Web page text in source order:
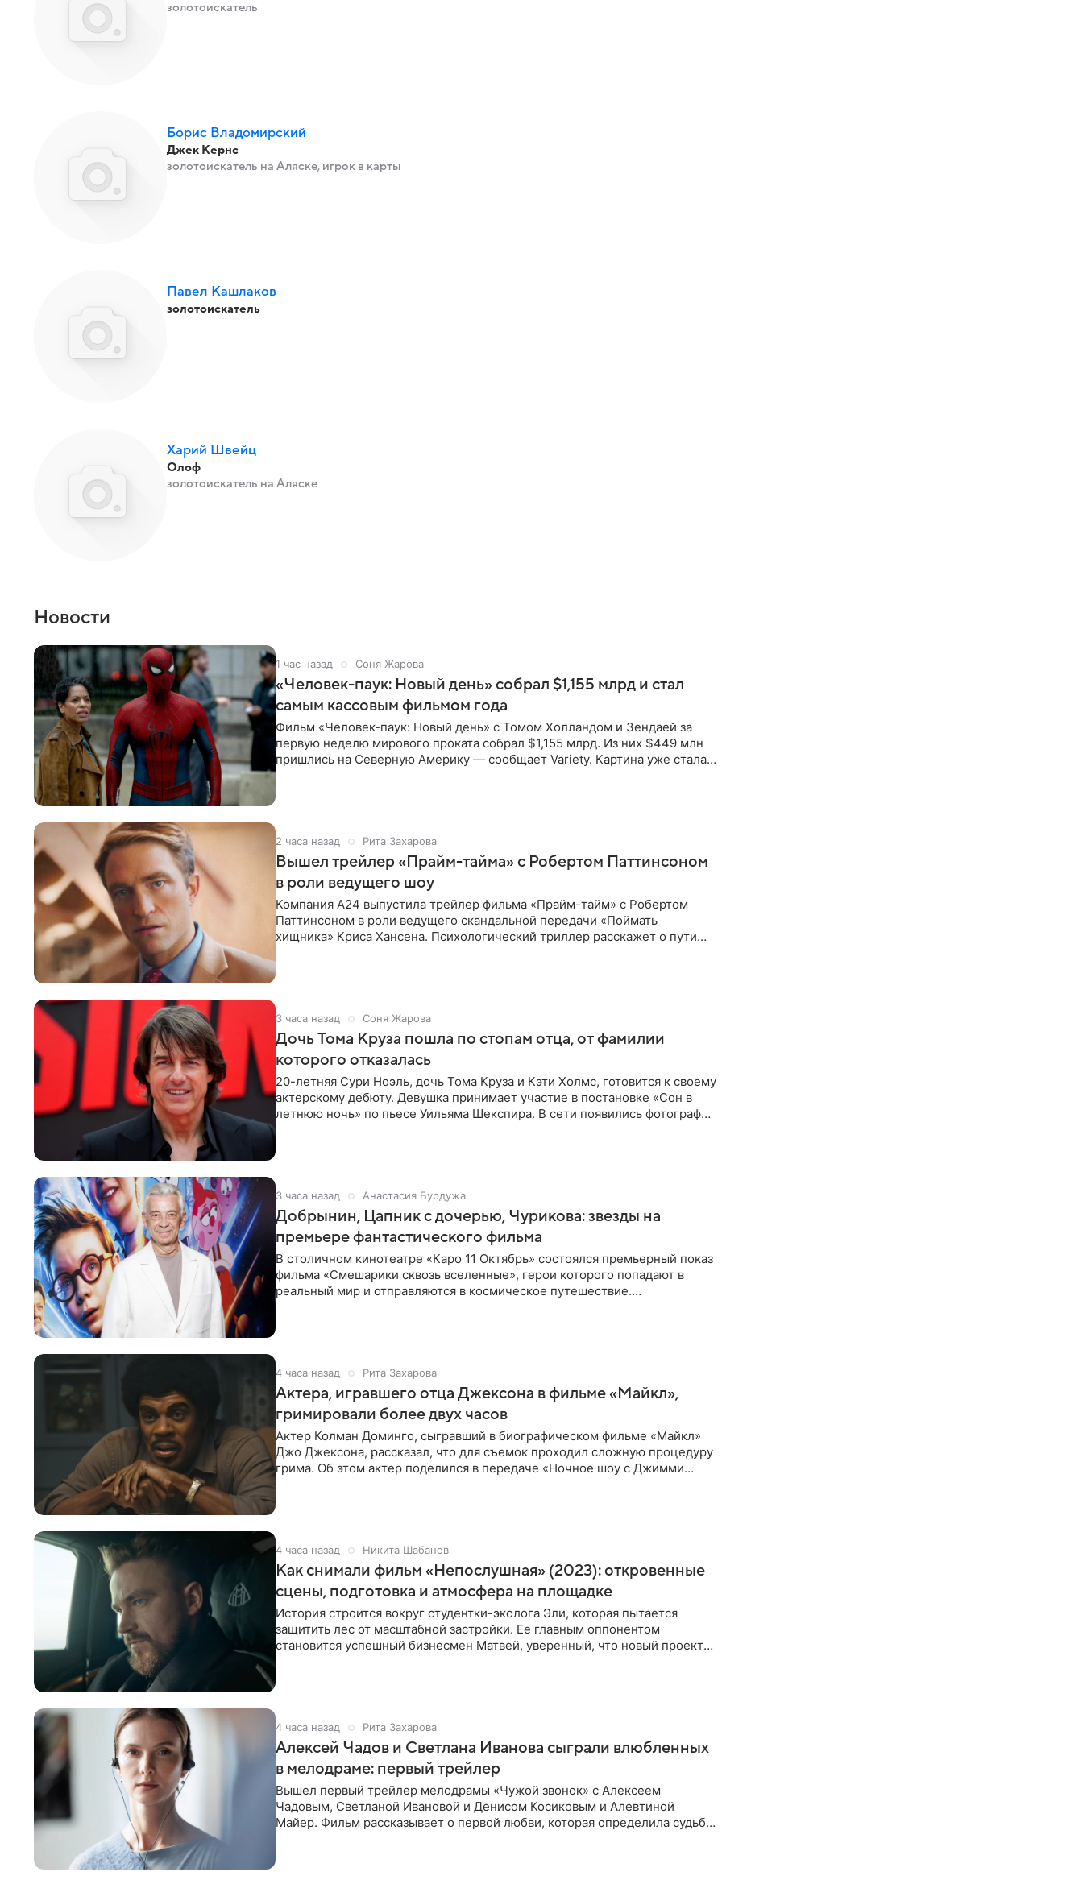
золотоискатель
Борис Владомирский
Джек Кернс
золотоискатель на Аляске, игрок в карты
Павел Кашлаков
золотоискатель
Харий Швейц
Олоф
золотоискатель на Аляске
Новости
1 час назад Соня Жарова
«Человек-паук: Новый день» собрал $1,155 млрд и стал
самым кассовым фильмом года
Фильм «Человек-паук: Новый день» с Томом Холландом и Зендаей за
первую неделю мирового проката собрал $1,155 млрд. Из них $449 млн
пришлись на Северную Америку — сообщает Variety. Картина уже стала
2 часа назад Рита Захарова
Вышел трейлер «Прайм-тайма» с Робертом Паттинсоном
в роли ведущего шоу
Компания A24 выпустила трейлер фильма «Прайм-тайм» с Робертом
Паттинсоном в роли ведущего скандальной передачи «Поймать
хищника» Криса Хансена. Психологический триллер расскажет о пути
3 часа назад Соня Жарова
Дочь Тома Круза пошла по стопам отца, от фамилии
которого отказалась
20-летняя Сури Ноэль, дочь Тома Круза и Кэти Холмс, готовится к своему
актерскому дебюту. Девушка принимает участие в постановке «Сон в
летнюю ночь» по пьесе Уильяма Шекспира. В сети появились фотографии
3 часа назад Анастасия Бурдужа
Добрынин, Цапник с дочерью, Чурикова: звезды на
премьере фантастического фильма
В столичном кинотеатре «Каро 11 Октябрь» состоялся премьерный показ
фильма «Смешарики сквозь вселенные», герои которого попадают в
реальный мир и отправляются в космическое путешествие.
4 часа назад Рита Захарова
Актера, игравшего отца Джексона в фильме «Майкл»,
гримировали более двух часов
Актер Колман Доминго, сыгравший в биографическом фильме «Майкл»
Джо Джексона, рассказал, что для съемок проходил сложную процедуру
грима. Об этом актер поделился в передаче «Ночное шоу с Джимми
4 часа назад Никита Шабанов
Как снимали фильм «Непослушная» (2023): откровенные
сцены, подготовка и атмосфера на площадке
История строится вокруг студентки-эколога Эли, которая пытается
защитить лес от масштабной застройки. Ее главным оппонентом
становится успешный бизнесмен Матвей, уверенный, что новый проект
4 часа назад Рита Захарова
Алексей Чадов и Светлана Иванова сыграли влюбленных
в мелодраме: первый трейлер
Вышел первый трейлер мелодрамы «Чужой звонок» с Алексеем
Чадовым, Светланой Ивановой и Денисом Косиковым и Алевтиной
Майер. Фильм рассказывает о первой любви, которая определила судьбы